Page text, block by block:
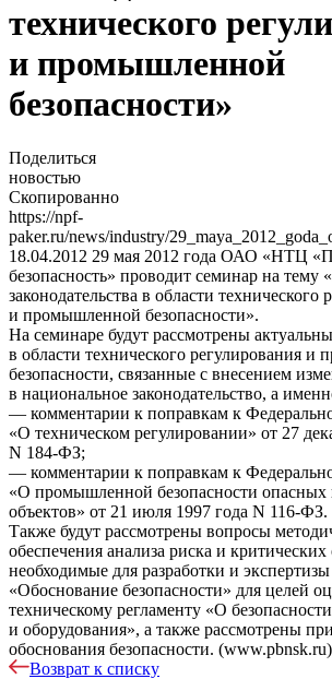
технического
и промышленной
безопасности»
Поделиться
новостью
Скопированно
https://npf-
paker.ru/news/industry/
18.04.2012 29 мая 2012 года ОАО «НТЦ
безопасность» проводит семинар на тему
законодательства в области технического
и промышленной безопасности».
На семинаре будут рассмотрены
в области технического регулирования и
безопасности, связанные с внесением
в национальное законодательство, а
— комментарии к поправкам к
«О техническом регулировании» от 27
N 184-ФЗ;
— комментарии к поправкам к
«О промышленной безопасности опасных
объектов» от 21 июля 1997 года N 116-ФЗ.
Также будут рассмотрены вопросы
обеспечения анализа риска и критических
необходимые для разработки и
«Обоснование безопасности» для целей
техническому регламенту «О
и оборудования», а также рассмотрены
обоснования безопасности.
Возврат к списку